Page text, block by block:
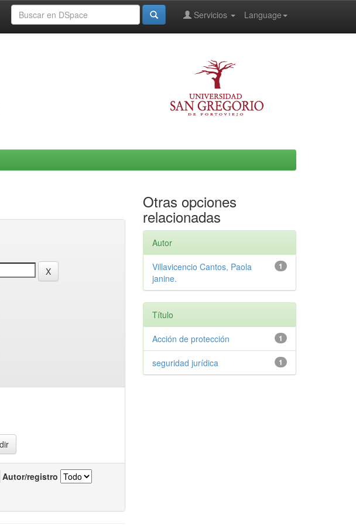
Language
Servicios
Autor/registro
Otras opciones
relacionadas
Autor
1
Villavicencio Cantos, Paola
janine.
Título
1
Acción de protección
1
seguridad jurídica